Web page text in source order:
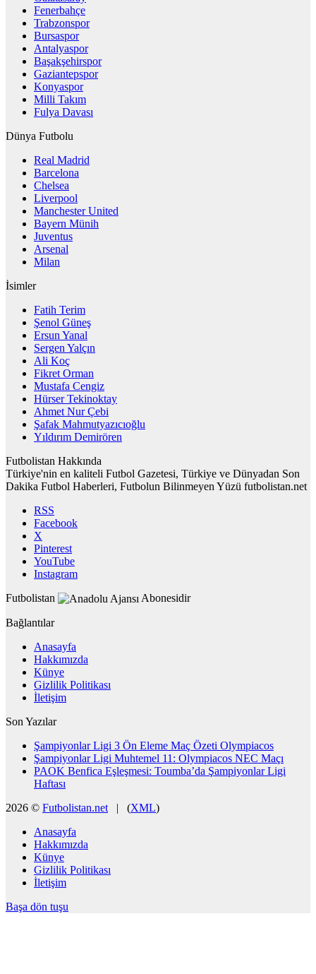
Fenerbahçe
Trabzonspor
Bursaspor
Antalyaspor
Başakşehirspor
Gaziantepspor
Konyaspor
Milli Takım
Fulya Davası
Dünya Futbolu
Real Madrid
Barcelona
Chelsea
Liverpool
Manchester United
Bayern Münih
Juventus
Arsenal
Milan
İsimler
Fatih Terim
Şenol Güneş
Ersun Yanal
Sergen Yalçın
Ali Koç
Fikret Orman
Mustafa Cengiz
Hürser Tekinoktay
Ahmet Nur Çebi
Şafak Mahmutyazıcıoğlu
Yıldırım Demirören
Futbolistan Hakkında
Türkiye'nin en kaliteli Futbol Gazetesi, Türkiye ve Dünyadan Son
Dakika Futbol Haberleri, Futbolun Bilinmeyen Yüzü futbolistan.net
RSS
Facebook
X
Pinterest
YouTube
Instagram
Futbolistan
Abonesidir
Bağlantılar
Anasayfa
Hakkımızda
Künye
Gizlilik Politikası
İletişim
Son Yazılar
Şampiyonlar Ligi 3 Ön Eleme Maç Özeti Olympiacos
Şampiyonlar Ligi Muhtemel 11: Olympiacos NEC Maçı
PAOK Benfica Eşleşmesi: Toumba’da Şampiyonlar Ligi
Haftası
2026 © Futbolistan.net | (XML)
Anasayfa
Hakkımızda
Künye
Gizlilik Politikası
İletişim
Başa dön tuşu